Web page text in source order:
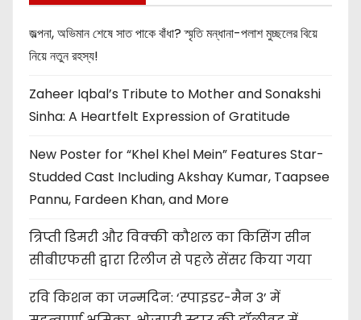
জল্পনা, অভিমান শেষে সাত পাকে বাঁধা? স্মৃতি মন্ধানা-পলাশ মুচ্ছলের বিয়ে
নিয়ে নতুন রহস্য!
Zaheer Iqbal’s Tribute to Mother and Sonakshi
Sinha: A Heartfelt Expression of Gratitude
New Poster for “Khel Khel Mein” Features Star-
Studded Cast Including Akshay Kumar, Taapsee
Pannu, Fardeen Khan, and More
त्रिप्ती डिमरी और विक्की कौशल का किसिंग सीन
सीबीएफसी द्वारा रिलीज से पहले सेंसर किया गया
रवि किशन का जन्मदिन: ‘स्पाइडर-मैन 3’ में